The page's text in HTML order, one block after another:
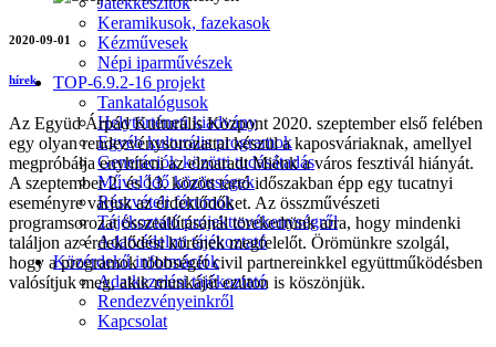
Keramikusok, fazekasok
Kézművesek
Népi iparművészek
TOP-6.9.2-16 projekt
Tankatalógusok
Helytörténeti kiadvány
Egyéb kulturális programok
Generációk közötti tudásátadás
Művelődő közösségek
Részvételi fórumok
Tájékoztató projekttevékenységről
Adatvédelmi tájékoztató
Közérdekű információk
Adatkezelési tájékoztató
Rendezvényeinkről
Kapcsolat
2020-09-01
hírek
Az Együd Árpád Kulturális Központ 2020. szeptember első felében
egy olyan rendezvénysorozattal készül a kaposváriaknak, amellyel
megpróbálja enyhíteni az elmaradt Miénk a város fesztivál hiányát.
A szeptember 2. és 13. között tartó időszakban épp egy tucatnyi
eseményre várjuk az érdeklődőket. Az összművészeti
programsorozat összeállításánál törekedtünk arra, hogy mindenki
találjon az érdeklődési körének megfelelőt. Örömünkre szolgál,
hogy a programok többségét civil partnereinkkel együttműködésben
valósítjuk meg, akik munkáját ezúton is köszönjük.